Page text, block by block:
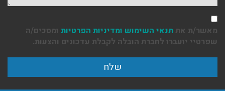
מאשר/ת את תנאי השימוש ומדיניות הפרטיות ומסכים/ה
שפרטיי יועברו לחברת הובלה לקבלת עדכונים והצעות.